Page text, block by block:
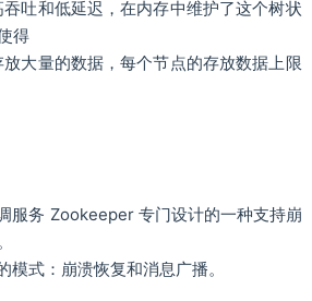
吐和低延迟，在内存中维护了这个树状
得
大量的数据，每个节点的存放数据上限
服务 Zookeeper 专门设计的一种支持崩
模式：崩溃恢复和消息广播。